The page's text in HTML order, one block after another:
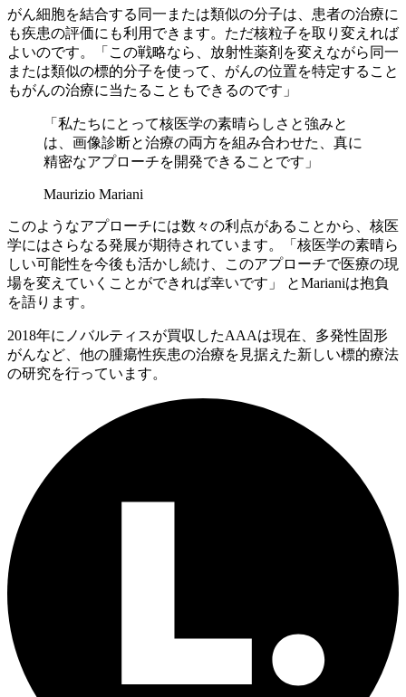
がん細胞を結合する同一または類似の分子は、患者の治療に
も疾患の評価にも利用できます。ただ核粒子を取り変えれば
よいのです。「この戦略なら、放射性薬剤を変えながら同一
または類似の標的分子を使って、がんの位置を特定すること
もがんの治療に当たることもできるのです」
「私たちにとって核医学の素晴らしさと強みと
は、画像診断と治療の両方を組み合わせた、真に
精密なアプローチを開発できることです」
Maurizio Mariani
このようなアプローチには数々の利点があることから、核医
学にはさらなる発展が期待されています。「核医学の素晴ら
しい可能性を今後も活かし続け、このアプローチで医療の現
場を変えていくことができれば幸いです」 とMarianiは抱負
を語ります。
2018年にノバルティスが買収したAAAは現在、多発性固形
がんなど、他の腫瘍性疾患の治療を見据えた新しい標的療法
の研究を行っています。